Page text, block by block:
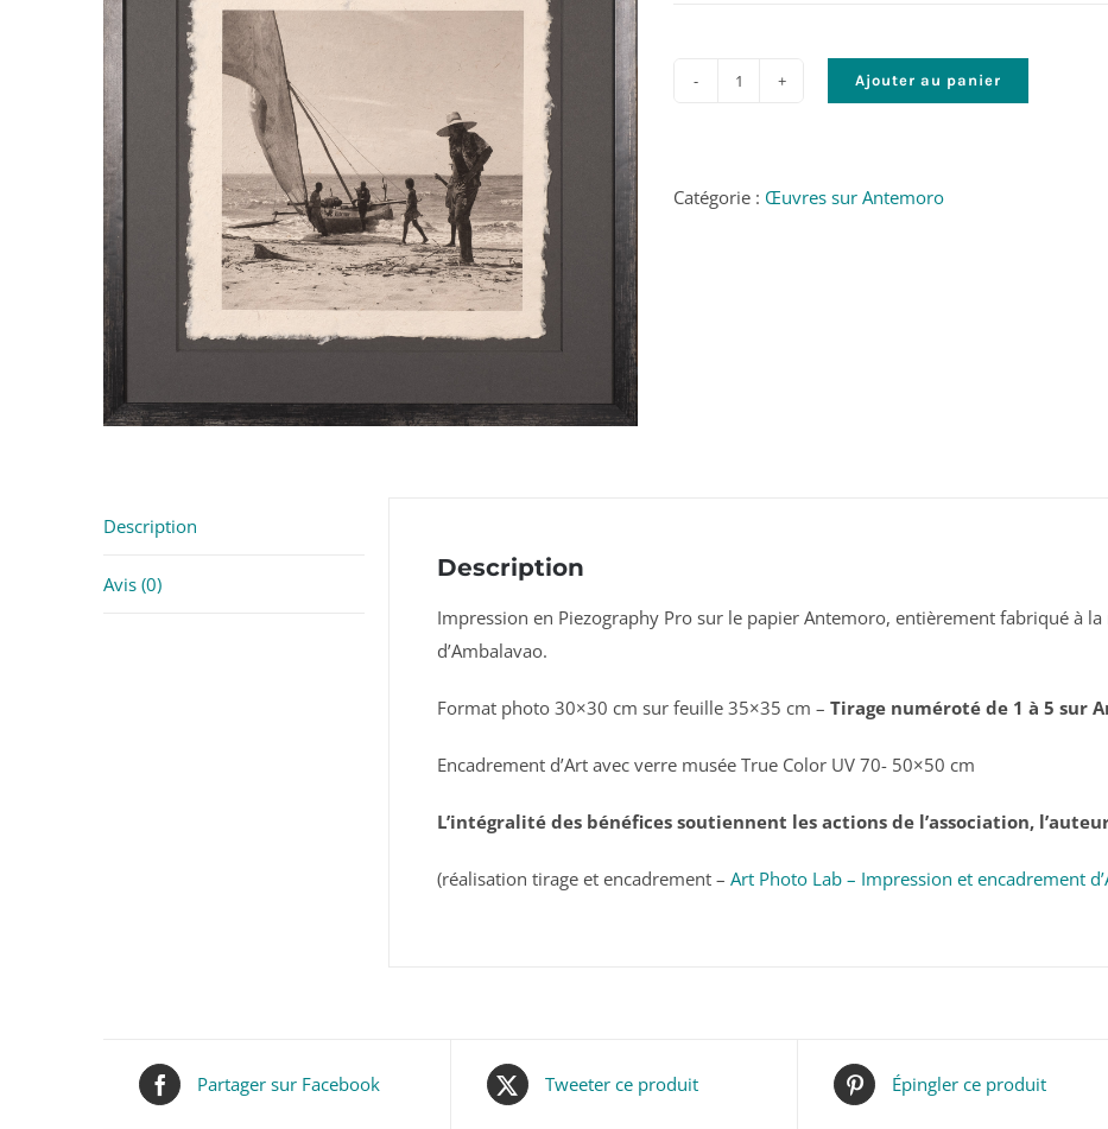
minute
Ajouter au panier
Catégorie : Œuvres sur Antemoro
Description
Avis (0)
Description
Impression en Piezography Pro sur le papier Antemoro, entièrement fabriqué à
d’Ambalavao.
Format photo 30×30 cm sur feuille 35×35 cm – Tirage numéroté de 1 à 5 sur
Encadrement d’Art avec verre musée True Color UV 70- 50×50 cm
L’intégralité des bénéfices soutiennent les actions de l’association,
(réalisation tirage et encadrement – Art Photo Lab – Impression et encadrement
Partager sur Facebook Tweeter ce produit Épingler ce produit